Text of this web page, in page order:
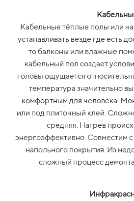
Кабельные тёплые полы или
устанавливать везде где есть
то балконы или влажные
кабельный пол создает
головы ощущается
температура значительно
комфортным для человека.
или под плиточный клей.
средняя. Нагрев
энергоэффективно. Совместим
напольного покрытия. Из
сложный процесс